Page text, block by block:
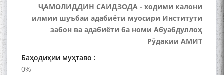
ҶАМОЛИДДИН САИДЗОДА - ходими калони
илмии шуъбаи адабиёти муосири Институти
забон ва адабиёти ба номи Абуабдуллоҳ
Рӯдакии АМИТ
Баҳодиҳии муҳтаво :
0%
Қаноат: Чанор ҳам "гап"
мезанад